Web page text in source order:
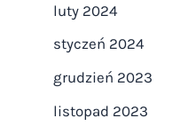
luty 2024
styczeń 2024
grudzień 2023
listopad 2023